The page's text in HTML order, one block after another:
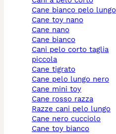
cane bianco pelo lungo
cane toy nano
cane nano
cane bianco
cani pelo corto taglia
piccola
cane tigrato
cane pelo lungo nero
cane mini toy
cane rosso razza
razze cani pelo lungo
cane nero cucciolo
cane toy bianco